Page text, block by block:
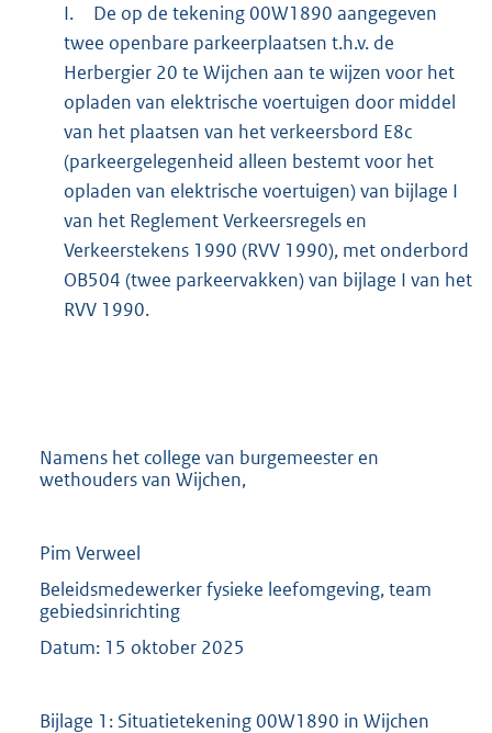
I.
De op de tekening 00W1890 aangegeven
twee openbare parkeerplaatsen t.h.v. de
Herbergier 20 te Wijchen aan te wijzen voor het
opladen van elektrische voertuigen door middel
van het plaatsen van het verkeersbord E8c
(parkeergelegenheid alleen bestemt voor het
opladen van elektrische voertuigen) van bijlage I
van het Reglement Verkeersregels en
Verkeerstekens 1990 (RVV 1990), met onderbord
OB504 (twee parkeervakken) van bijlage I van het
RVV 1990.
Namens het college van burgemeester en
wethouders van Wijchen,
Pim Verweel
Beleidsmedewerker fysieke leefomgeving, team
gebiedsinrichting
Datum: 15 oktober 2025
Bijlage 1: Situatietekening 00W1890 in Wijchen